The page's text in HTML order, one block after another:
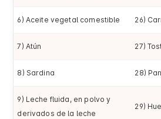
6) Aceite vegetal comestible 26)
7) Atún 27)
8) Sardina 28)
9) Leche fluida, en polvo y
derivados de la leche
29)